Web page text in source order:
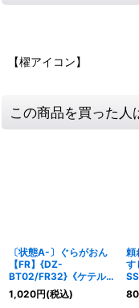
【櫂アイコン】
この商品を買った人
〔状態A-〕ぐらがおん
【FR】{DZ-
BT02/FR32}《ケテルサ
ンクチュアリ》
1,020円(税込)
頼
す
ロ
80